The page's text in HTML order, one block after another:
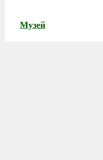
Музей